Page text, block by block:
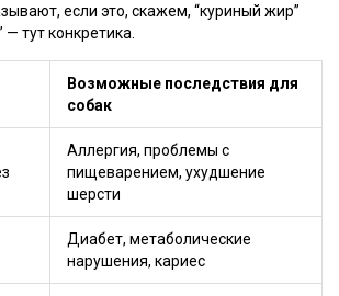
если это, скажем, “куриный жир”
тут конкретика.
Возможные последствия для
собак
Аллергия, проблемы с
пищеварением, ухудшение
шерсти
Диабет, метаболические
нарушения, кариес